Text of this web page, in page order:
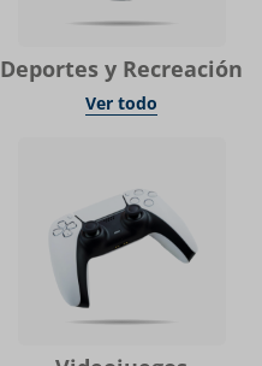
Deportes y Recreación
Ver todo